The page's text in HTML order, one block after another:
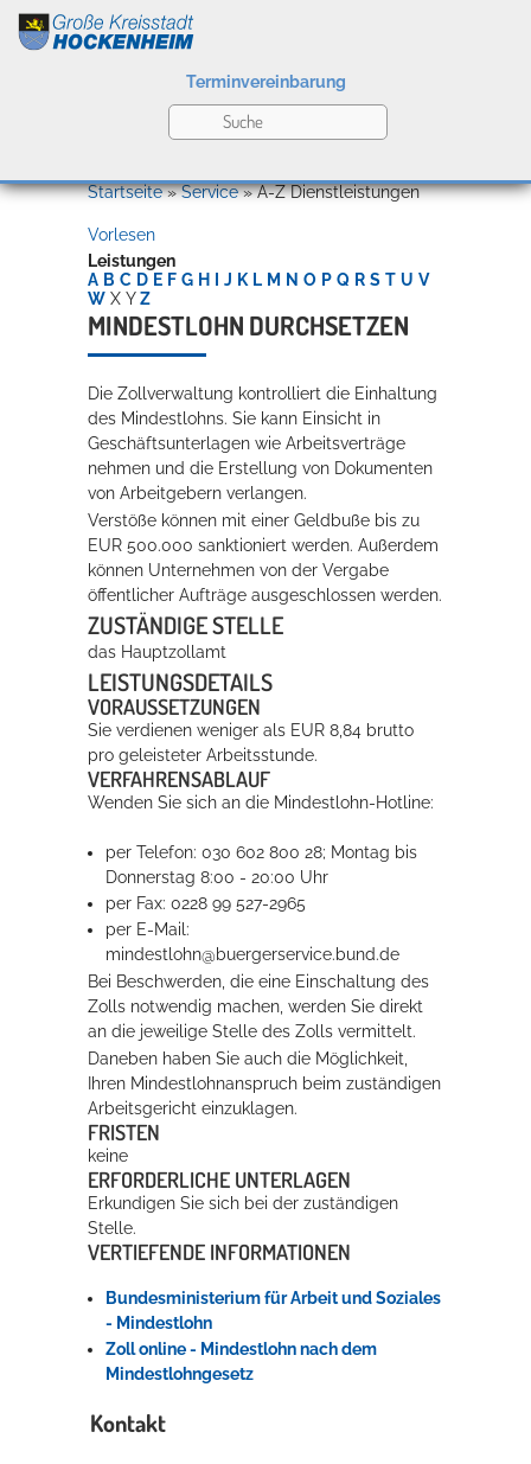
Kultur
Bildung
Wirtschaft
Rathaus
Service
Terminvereinbarung
Konzerte, Tagungen und vieles mehr
Die Stadthalle Hockenheim bietet den perfekten Standort für Events
Erleben in Hockenheim
Spaß unter prickelnden Wasserfällen, das rauschende Meer im
Wellenbecken oder doch lieber die pure Entspannung auf der
Sprudelliege im Solebecken?
Startseite»Service»A-Z Dienstleistungen
Vorlesen
Leistungen
A B C D E F G H J K L M N O P Q R S T U V
W X Y Z
MINDESTLOHN DURCHSETZEN
Die Zollverwaltung kontrolliert die Einhaltung
des Mindestlohns. Sie kann Einsicht in
Geschäftsunterlagen wie Arbeitsverträge
nehmen und die Erstellung von Dokumenten
von Arbeitgebern verlangen.
Verstöße können mit einer Geldbuße bis zu
EUR 500.000 sanktioniert werden. Außerdem
können Unternehmen von der Vergabe
öffentlicher Aufträge ausgeschlossen werden.
ZUSTÄNDIGE STELLE
das Hauptzollamt
LEISTUNGSDETAILS
VORAUSSETZUNGEN
Sie verdienen weniger als EUR 8,84 brutto
pro geleisteter Arbeitsstunde.
VERFAHRENSABLAUF
Wenden Sie sich an die Mindestlohn-Hotline:
per Telefon: 030 602 800 28; Montag bis
Donnerstag 8:00 - 20:00 Uhr
per Fax: 0228 99 527-2965
per E-Mail:
mindestlohn@buergerservice.bund.de
Bei Beschwerden, die eine Einschaltung des
Zolls notwendig machen, werden Sie direkt
an die jeweilige Stelle des Zolls vermittelt.
Daneben haben Sie auch die Möglichkeit,
Ihren Mindestlohnanspruch beim zuständigen
Arbeitsgericht einzuklagen.
FRISTEN
keine
ERFORDERLICHE UNTERLAGEN
Erkundigen Sie sich bei der zuständigen
Stelle.
VERTIEFENDE INFORMATIONEN
Bundesministerium für Arbeit und Soziales
- Mindestlohn
Zoll online - Mindestlohn nach dem
Mindestlohngesetz
Kontakt